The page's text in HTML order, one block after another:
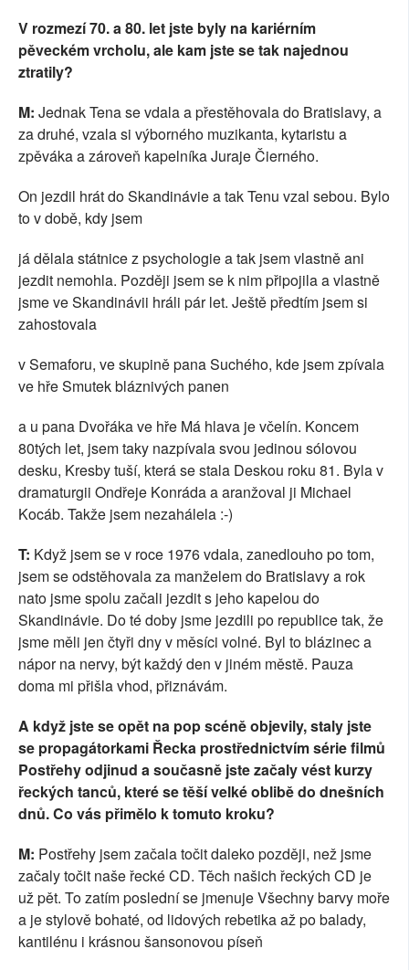
V rozmezí 70. a 80. let jste byly na kariérním
pěveckém vrcholu, ale kam jste se tak najednou
ztratily?
M: Jednak Tena se vdala a přestěhovala do Bratislavy, a
za druhé, vzala si výborného muzikanta, kytaristu a
zpěváka a zároveň kapelníka Juraje Čierného.
On jezdil hrát do Skandinávie a tak Tenu vzal sebou. Bylo
to v době, kdy jsem
já dělala státnice z psychologie a tak jsem vlastně ani
jezdit nemohla. Později jsem se k nim připojila a vlastně
jsme ve Skandinávii hráli pár let. Ještě předtím jsem si
zahostovala
v Semaforu, ve skupině pana Suchého, kde jsem zpívala
ve hře Smutek bláznivých panen
a u pana Dvořáka ve hře Má hlava je včelín. Koncem
80tých let, jsem taky nazpívala svou jedinou sólovou
desku, Kresby tuší, která se stala Deskou roku 81. Byla v
dramaturgii Ondřeje Konráda a aranžoval ji Michael
Kocáb. Takže jsem nezahálela :-)
T: Když jsem se v roce 1976 vdala, zanedlouho po tom,
jsem se odstěhovala za manželem do Bratislavy a rok
nato jsme spolu začali jezdit s jeho kapelou do
Skandinávie. Do té doby jsme jezdili po republice tak, že
jsme měli jen čtyři dny v měsíci volné. Byl to blázinec a
nápor na nervy, být každý den v jiném městě. Pauza
doma mi přišla vhod, přiznávám.
A když jste se opět na pop scéně objevily, staly jste
se propagátorkami Řecka prostřednictvím série filmů
Postřehy odjinud a současně jste začaly vést kurzy
řeckých tanců, které se těší velké oblibě do dnešních
dnů. Co vás přimělo k tomuto kroku?
M: Postřehy jsem začala točit daleko později, než jsme
začaly točit naše řecké CD. Těch našich řeckých CD je
už pět. To zatím poslední se jmenuje Všechny barvy moře
a je stylově bohaté, od lidových rebetika až po balady,
kantilénu i krásnou šansonovou píseň